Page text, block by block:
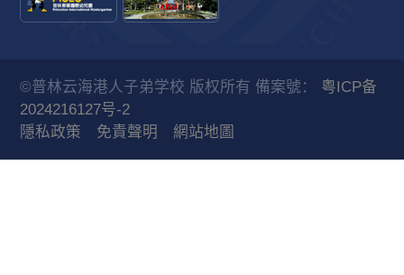
©普林云海港人子弟学校 版权所有 備案號：
粤ICP备
2024216127号-2
隱私政策
免責聲明 網站地圖